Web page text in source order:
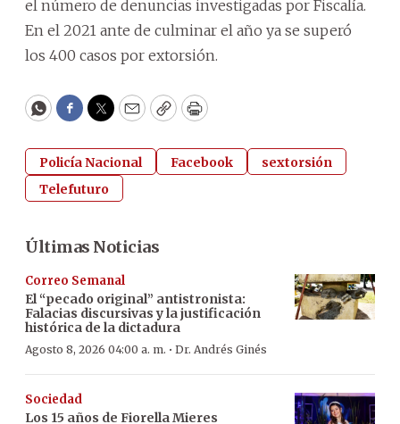
el número de denuncias investigadas por Fiscalía.
En el 2021 ante de culminar el año ya se superó
los 400 casos por extorsión.
WhatsApp
Facebook
Twitter
EmailCopyPrint
Policía Nacional Facebook
sextorsión
Telefuturo
Últimas Noticias
Correo Semanal
El “pecado original” antistronista:
Falacias discursivas y la justificación
histórica de la dictadura
Agosto 8, 2026 04:00 a. m. · Dr. Andrés Ginés
Sociedad
Los 15 años de Fiorella Mieres